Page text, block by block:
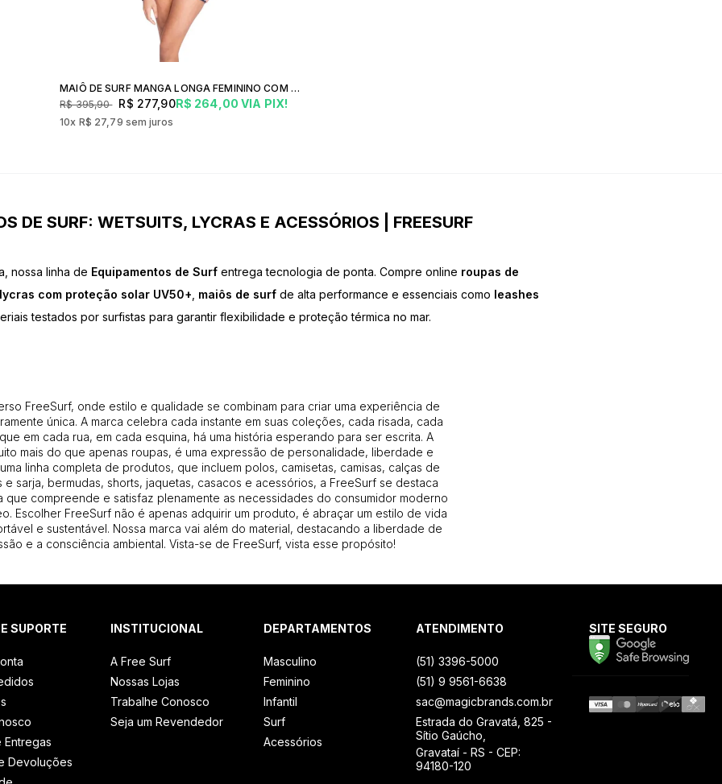
MAIÔ DE SURF MANGA LONGA FEMININO COM PROTEÇÃO UV FREESURF P&B
R$ 264,00 VIA PIX!
R$ 395,90 R$ 277,90
10x R$ 27,79 sem juros
DE SURF: WETSUITS, LYCRAS E ACESSÓRIOS | FREESURF
nossa linha de Equipamentos de Surf entrega tecnologia de ponta. Compre online roupas de
com proteção solar UV50+ maiôs de surfde alta performance e essenciais como leashes
testados por surfistas para garantir flexibilidade e proteção térmica no mar.
FreeSurf, onde estilo e qualidade se combinam para criar uma experiência de
única. A marca celebra cada instante em suas coleções, cada risada, cada
em cada rua, em cada esquina, há uma história esperando para ser escrita. A
mais do que apenas roupas, é uma expressão de personalidade, liberdade e
linha completa de produtos, que incluem polos, camisetas, camisas, calças de
e sarja, bermudas, shorts, jaquetas, casacos e acessórios, a FreeSurf se destaca
que compreende e satisfaz plenamente as necessidades do consumidor moderno
Escolher FreeSurf não é apenas adquirir um produto, é abraçar um estilo de vida
e sustentável. Nossa marca vai além do material, destacando a liberdade de
e a consciência ambiental. Vista-se de FreeSurf, vista esse propósito!
SUPORTE
Entregas
Devoluções
INSTITUCIONAL
A Free Surf
Nossas Lojas
Trabalhe Conosco
Seja um Revendedor
DEPARTAMENTOS
Masculino
Feminino
Infantil
Surf
Acessórios
ATENDIMENTO
(51) 3396-5000
(51) 9 9561-6638
sac@magicbrands.com.br
Estrada do Gravatá, 825 -
Sítio Gaúcho,
Gravataí - RS - CEP:
94180-120
SITE SEGURO